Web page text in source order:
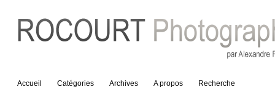
Accueil Catégories Archives A propos Recherche